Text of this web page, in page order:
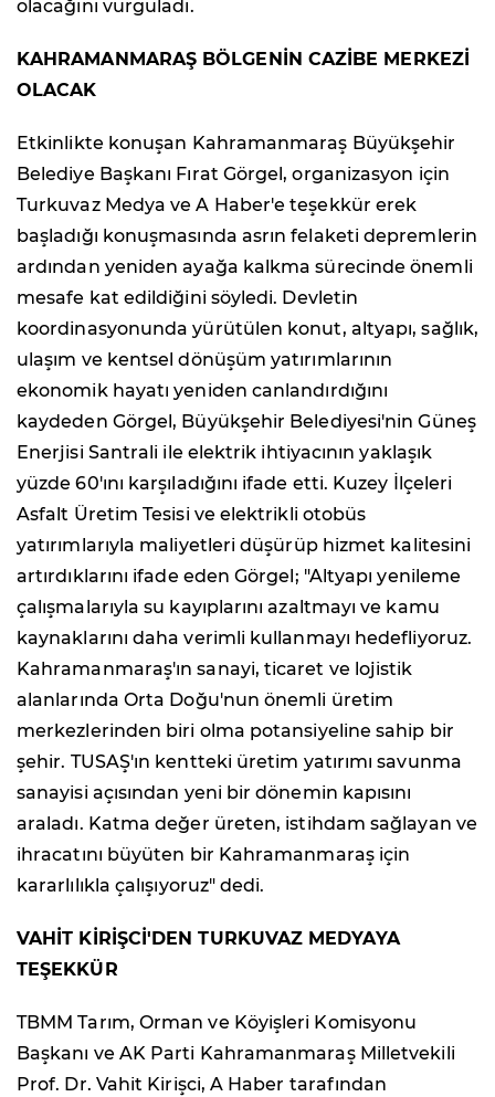
olacağını vurguladı.
KAHRAMANMARAŞ BÖLGENİN CAZİBE MERKEZİ
OLACAK
Etkinlikte konuşan Kahramanmaraş Büyükşehir
Belediye Başkanı Fırat Görgel, organizasyon için
Turkuvaz Medya ve A Haber'e teşekkür erek
başladığı konuşmasında asrın felaketi depremlerin
ardından yeniden ayağa kalkma sürecinde önemli
mesafe kat edildiğini söyledi. Devletin
koordinasyonunda yürütülen konut, altyapı, sağlık,
ulaşım ve kentsel dönüşüm yatırımlarının
ekonomik hayatı yeniden canlandırdığını
kaydeden Görgel, Büyükşehir Belediyesi'nin Güneş
Enerjisi Santrali ile elektrik ihtiyacının yaklaşık
yüzde 60'ını karşıladığını ifade etti. Kuzey İlçeleri
Asfalt Üretim Tesisi ve elektrikli otobüs
yatırımlarıyla maliyetleri düşürüp hizmet kalitesini
artırdıklarını ifade eden Görgel; "Altyapı yenileme
çalışmalarıyla su kayıplarını azaltmayı ve kamu
kaynaklarını daha verimli kullanmayı hedefliyoruz.
Kahramanmaraş'ın sanayi, ticaret ve lojistik
alanlarında Orta Doğu'nun önemli üretim
merkezlerinden biri olma potansiyeline sahip bir
şehir. TUSAŞ'ın kentteki üretim yatırımı savunma
sanayisi açısından yeni bir dönemin kapısını
araladı. Katma değer üreten, istihdam sağlayan ve
ihracatını büyüten bir Kahramanmaraş için
kararlılıkla çalışıyoruz" dedi.
VAHİT KİRİŞCİ'DEN TURKUVAZ MEDYAYA
TEŞEKKÜR
TBMM Tarım, Orman ve Köyişleri Komisyonu
Başkanı ve AK Parti Kahramanmaraş Milletvekili
Prof. Dr. Vahit Kirişci, A Haber tarafından